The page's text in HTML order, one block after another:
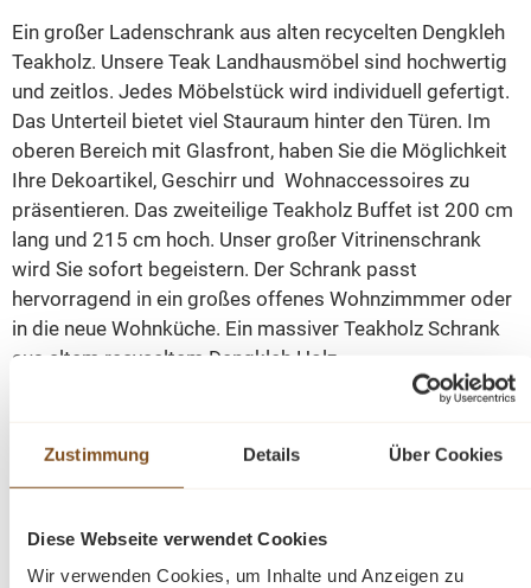
Zustimmung Details Über Cookies
Diese Webseite verwendet Cookies
Wir verwenden Cookies, um Inhalte und Anzeigen zu
Ein großer Ladenschrank aus alten recycelten Dengkleh
Teakholz. Unsere Teak Landhausmöbel sind hochwertig
und zeitlos. Jedes Möbelstück wird individuell gefertigt.
Das Unterteil bietet viel Stauraum hinter den Türen. Im
oberen Bereich mit Glasfront, haben Sie die Möglichkeit
Ihre Dekoartikel, Geschirr und Wohnaccessoires zu
präsentieren. Das zweiteilige Teakholz Buffet ist 200 cm
lang und 215 cm hoch. Unser großer Vitrinenschrank
wird Sie sofort begeistern. Der Schrank passt
hervorragend in ein großes offenes Wohnzimmmer oder
in die neue Wohnküche. Ein massiver Teakholz Schrank
aus altem recyceltem Dengkleh Holz.
Details: